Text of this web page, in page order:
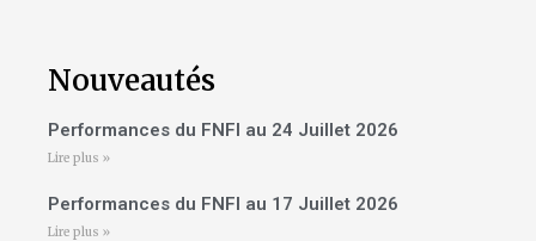
Nouveautés
Performances du FNFI au 24 Juillet 2026
Lire plus »
Performances du FNFI au 17 Juillet 2026
Lire plus »